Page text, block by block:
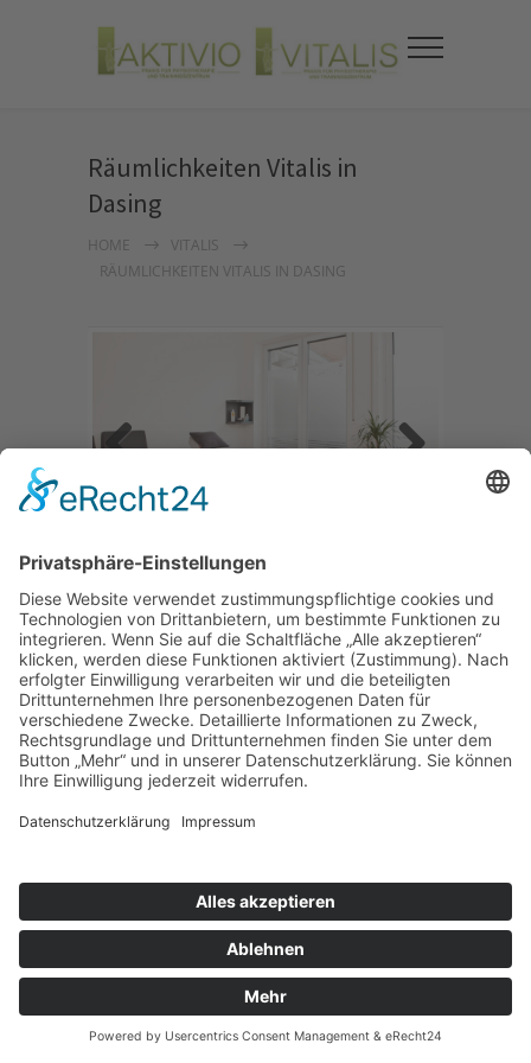
Räumlichkeiten Vitalis in
Dasing
HOME
VITALIS
RÄUMLICHKEITEN VITALIS IN DASING
© Copyright - Aktivio / Vitalis 2026 |Impressum|
Datenschutz